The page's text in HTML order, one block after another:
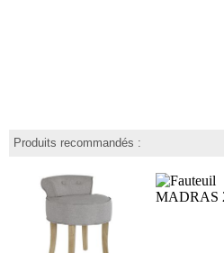
Produits recommandés :